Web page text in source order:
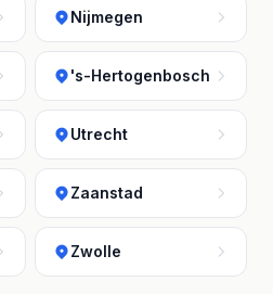
Nijmegen
's-Hertogenbosch
Utrecht
Zaanstad
Zwolle